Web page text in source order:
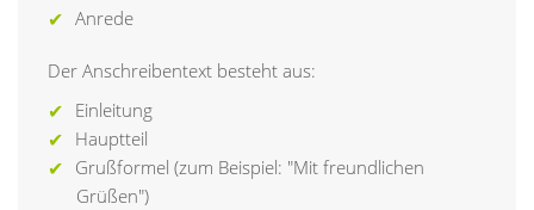
Anrede
Der Anschreibentext besteht aus:
Einleitung
Hauptteil
Grußformel (zum Beispiel: "Mit freundlichen
Grüßen")